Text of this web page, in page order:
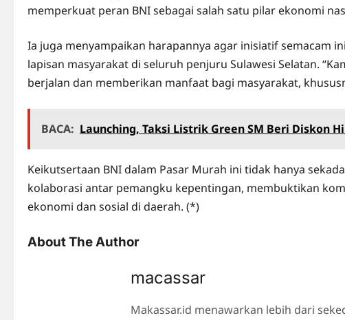
memperkuat peran BNI sebagai salah satu pilar ekonomi
Ia juga menyampaikan harapannya agar inisiatif semacam
lapisan masyarakat di seluruh penjuru Sulawesi Selatan.
berjalan dan memberikan manfaat bagi masyarakat,
BACA: Launching, Taksi Listrik Green SM Beri Diskon
Keikutsertaan BNI dalam Pasar Murah ini tidak hanya
kolaborasi antar pemangku kepentingan, membuktikan
ekonomi dan sosial di daerah. (*)
About The Author
macassar
Makassar.id menawarkan lebih dari